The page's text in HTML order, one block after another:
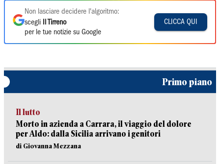
Non lasciare decidere l'algoritmo:
scegli
Il Tirreno
per le tue notizie su Google
CLICCA QUI
Primo piano
Il lutto
Morto in azienda a Carrara, il viaggio del dolore
per Aldo: dalla Sicilia arrivano i genitori
di Giovanna Mezzana